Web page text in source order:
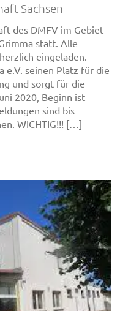
Sachsen
des DMFV im Gebiet
statt. Alle
eingeladen.
e.V. seinen Platz für die
und sorgt für die
2020, Beginn ist
sind bis
WICHTIG!!! […]